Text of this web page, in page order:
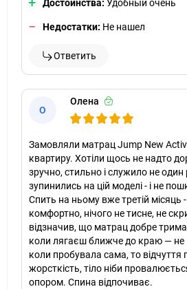
Достоинства: Удобный очень
Недостатки: Не нашел
Ответить
О
Олена
Замовляли матрац Jump New
квартиру. Хотіли щось не надто
зручно, стильно і служило не
зупинились на цій моделі - і не
Спить на ньому вже третій
комфортно, нічого не тисне, не
відзначив, що матрац добре
коли лягаєш ближче до краю — не
коли пробувала сама, то відчуття
жорсткість, тіло ніби
опором. Спина відпочиває.